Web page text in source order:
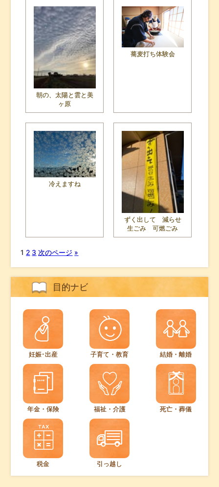
朝の、太陽と雲と美
ヶ原
蕎麦打ち体験会
冷えますね
ずく出して 減らせ
生ごみ 可燃ごみ
1 2 3 次のページ »
目的ナビ
妊娠･出産 子育て・教育 結婚・離婚
年金・保険 福祉・介護 死亡・葬儀
税金 引っ越し